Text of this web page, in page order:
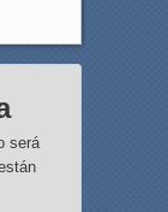
será